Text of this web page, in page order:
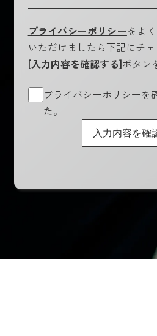
プライバシーポリシーをよ
いただけましたら下記にチ
[入力内容を確認する]ボタン
プライバシーポリシーを
た。